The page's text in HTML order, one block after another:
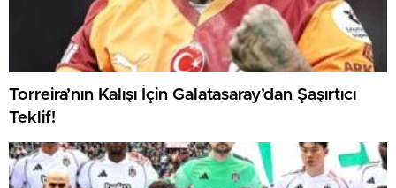
Torreira’nın Kalışı İçin Galatasaray’dan Şaşırtıcı
Teklif!